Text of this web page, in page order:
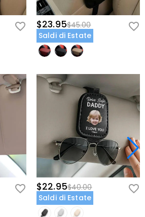
$23.95$45.00
Saldi di Estate
$22.95$40.00
Saldi di Estate